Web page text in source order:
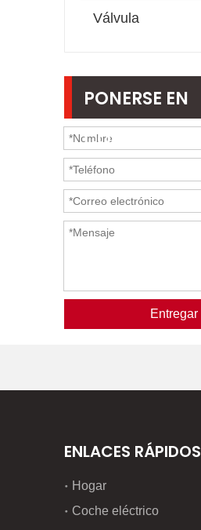
Válvula
PONERSE EN
CONTACTO
Entregar
ENLACES RÁPIDOS
Hogar
Coche eléctrico